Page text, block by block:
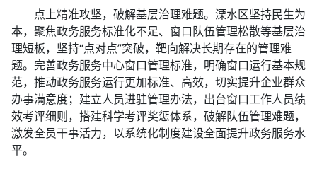
点上精准攻坚，破解基层治理难题。溧水区坚持民生为
本，聚焦政务服务标准化不足、窗口队伍管理松散等基层治
理短板，坚持“点对点”突破，靶向解决长期存在的管理难
题。完善政务服务中心窗口管理标准，明确窗口运行基本规
范，推动政务服务运行更加标准、高效，切实提升企业群众
办事满意度；建立人员进驻管理办法，出台窗口工作人员绩
效考评细则，搭建科学考评奖惩体系，破解队伍管理难题，
激发全员干事活力，以系统化制度建设全面提升政务服务水
平。